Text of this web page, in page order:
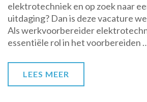
jij
ons
team
versterken?
elektrotechniek en op zoek naar
uitdaging? Dan is deze vacature
Als werkvoorbereider
essentiële rol in het voorbereiden
LEES MEER